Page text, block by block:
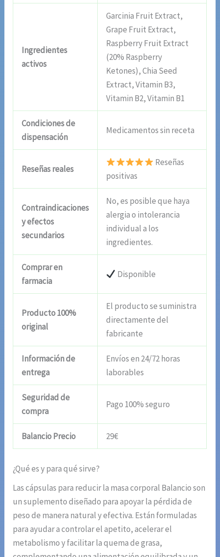
Ingredientes
activos
Garcinia Fruit Extract,
Grape Fruit Extract,
Raspberry Fruit Extract
(20% Raspberry
Ketones), Chia Seed
Extract, Vitamin B3,
Vitamin B2, Vitamin B1
Condiciones de
dispensación
Medicamentos sin receta
Reseñas reales
Reseñas
positivas
Contraindicaciones
y efectos
secundarios
No, es posible que haya
alergia o intolerancia
individual a los
ingredientes.
Comprar en
farmacia
Disponible
Producto 100%
original
El producto se suministra
directamente del
fabricante
Información de
entrega
Envíos en 24/72 horas
laborables
Seguridad de
compra
Pago 100% seguro
Balancio Precio 29€
¿Qué es y para qué sirve?
Las cápsulas para reducir la masa corporal Balancio son
un suplemento diseñado para apoyar la pérdida de
peso de manera natural y efectiva. Están formuladas
para ayudar a controlar el apetito, acelerar el
metabolismo y facilitar la quema de grasa,